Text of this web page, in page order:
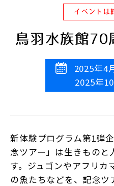
イベントは
鳥羽水族館70
2025年4
2025年
新体験プログラム第1弾
念ツアー」は生きもの
す。ジュゴンやアフリカ
の魚たちなどを、記念ツ